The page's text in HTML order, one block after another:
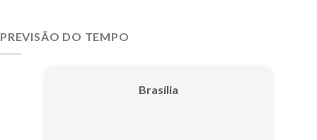
PREVISÃO DO TEMPO
Brasília